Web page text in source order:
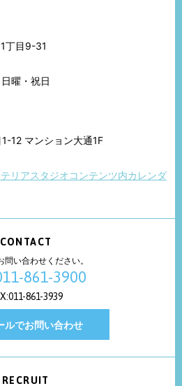
丁目9-31
曜・祝日
12 マンション大通1F
リアスタジオコンテンツ内カレンダ
CONTACT
問い合わせください。
861-3900
861-3939
ルでお問い合わせ
RECRUIT